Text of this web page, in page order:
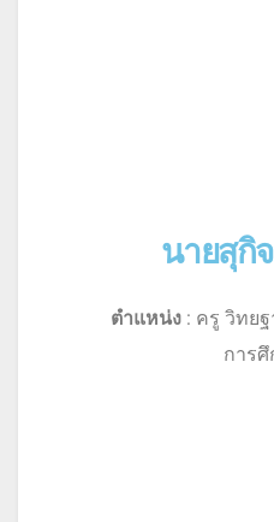
นายสุกิ
ตำแหน่ง : ครู วิทย
การศึ